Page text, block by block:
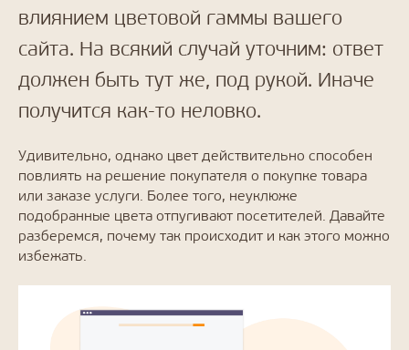
влиянием цветовой гаммы вашего
сайта. На всякий случай уточним: ответ
должен быть тут же, под рукой. Иначе
получится как-то неловко.
Удивительно, однако цвет действительно способен
повлиять на решение покупателя о покупке товара
или заказе услуги. Более того, неуклюже
подобранные цвета отпугивают посетителей. Давайте
разберемся, почему так происходит и как этого можно
избежать.